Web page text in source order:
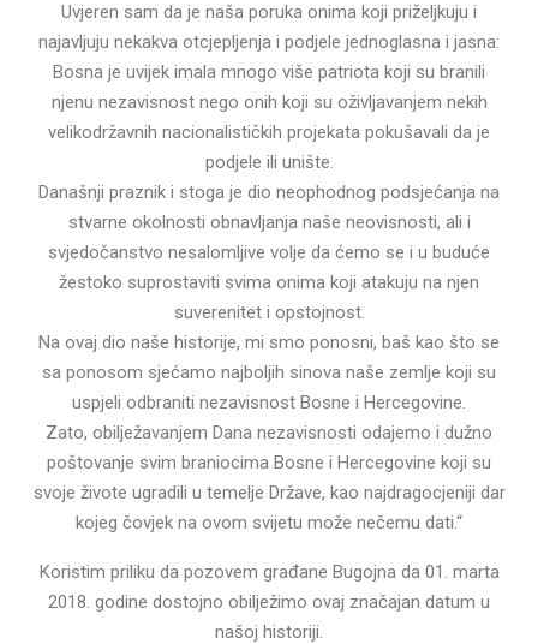
Uvjeren sam da je naša poruka onima koji priželjkuju i
najavljuju nekakva otcjepljenja i podjele jednoglasna i jasna:
Bosna je uvijek imala mnogo više patriota koji su branili
njenu nezavisnost nego onih koji su oživljavanjem nekih
velikodržavnih nacionalističkih projekata pokušavali da je
podjele ili unište.
Današnji praznik i stoga je dio neophodnog podsjećanja na
stvarne okolnosti obnavljanja naše neovisnosti, ali i
svjedočanstvo nesalomljive volje da ćemo se i u buduće
žestoko suprostaviti svima onima koji atakuju na njen
suverenitet i opstojnost.
Na ovaj dio naše historije, mi smo ponosni, baš kao što se
sa ponosom sjećamo najboljih sinova naše zemlje koji su
uspjeli odbraniti nezavisnost Bosne i Hercegovine.
Zato, obilježavanjem Dana nezavisnosti odajemo i dužno
poštovanje svim braniocima Bosne i Hercegovine koji su
svoje živote ugradili u temelje Države, kao najdragocjeniji dar
kojeg čovjek na ovom svijetu može nečemu dati.“
Koristim priliku da pozovem građane Bugojna da 01. marta
2018. godine dostojno obilježimo ovaj značajan datum u
našoj historiji.